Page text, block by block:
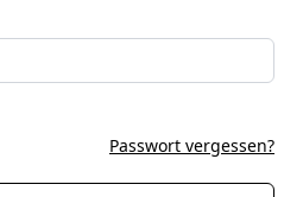
Passwort vergessen?